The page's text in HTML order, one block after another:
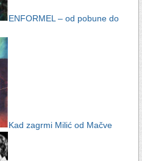
ENFORMEL – od pobune do
Kad zagrmi Milić od Mačve